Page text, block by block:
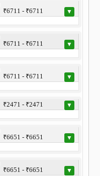
₹6711 - ₹6711 ▼
₹6711 - ₹6711 ▼
₹6711 - ₹6711 ▼
₹2471 - ₹2471 ▼
₹6651 - ₹6651 ▼
₹6651 - ₹6651 ▼